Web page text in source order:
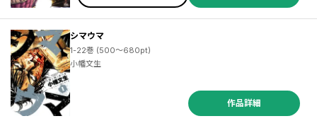
シマウマ
1-22巻 (500～680pt)
小幡文生
作品詳細